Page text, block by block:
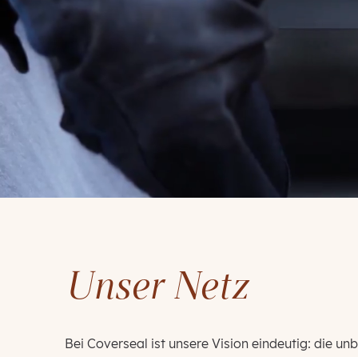
Unser Netz
Bei Coverseal ist unsere Vision eindeutig: die